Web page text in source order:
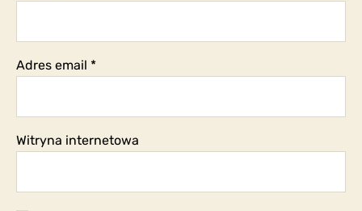
Adres email *
Witryna internetowa